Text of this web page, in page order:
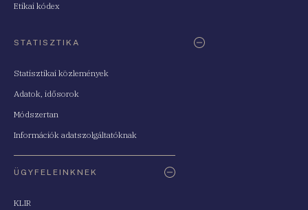
Etikai kódex
STATISZTIKA
Statisztikai közlemények
Adatok, idősorok
Módszertan
Információk adatszolgáltatóknak
ÜGYFELEINKNEK
KLIR